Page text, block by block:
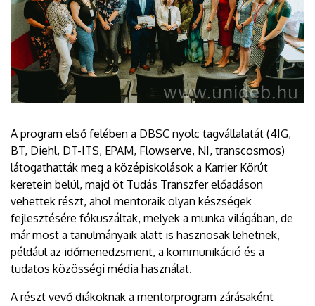
A program első felében a DBSC nyolc tagvállalatát (4IG,
BT, Diehl, DT-ITS, EPAM, Flowserve, NI, transcosmos)
látogathatták meg a középiskolások a Karrier Körút
keretein belül, majd öt Tudás Transzfer előadáson
vehettek részt, ahol mentoraik olyan készségek
fejlesztésére fókuszáltak, melyek a munka világában, de
már most a tanulmányaik alatt is hasznosak lehetnek,
például az időmenedzsment, a kommunikáció és a
tudatos közösségi média használat.
A részt vevő diákoknak a mentorprogram zárásaként